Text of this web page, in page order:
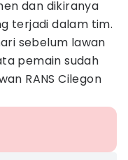
dan dikiranya
terjadi dalam tim.
sebelum lawan
pemain sudah
RANS Cilegon